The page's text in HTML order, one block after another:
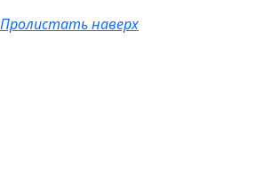
Пролистать наверх